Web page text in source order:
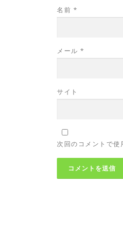
名前 *
メール *
サイト
次回のコメントで使